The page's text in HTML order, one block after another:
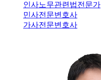
인사노무관련법전문가
민사전문변호사
가사전문변호사